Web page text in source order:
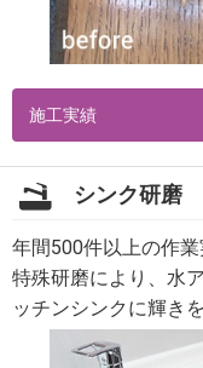
施工実績
シンク研磨
年間500件以上の作業
特殊研磨により、水
ッチンシンクに輝き